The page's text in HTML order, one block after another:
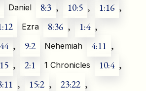
Daniel 8:3 , 10:5 , 1:16 ,
Ezra 8:36 , 1:4 ,
, 9:2 Nehemiah 4:11 ,
, 2:1 1 Chronicles 10:4 ,
, 15:2 , 23:22 ,